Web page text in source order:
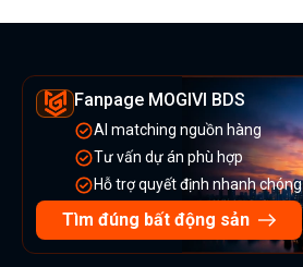
Fanpage MOGIVI BDS
AI matching nguồn hàng
Tư vấn dự án phù hợp
Hỗ trợ quyết định nhanh chóng
Tìm đúng bất động sản